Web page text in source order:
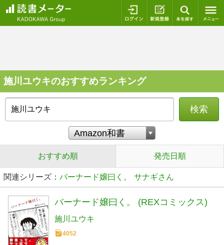
ログイン 新規登録
施川ユウキのおすすめランキング
検索
おすすめ順 発売日順
関連シリーズ： バーナード嬢曰く。 サナギさん
バーナード嬢曰く。 (REXコミックス)
施川ユウキ
4052